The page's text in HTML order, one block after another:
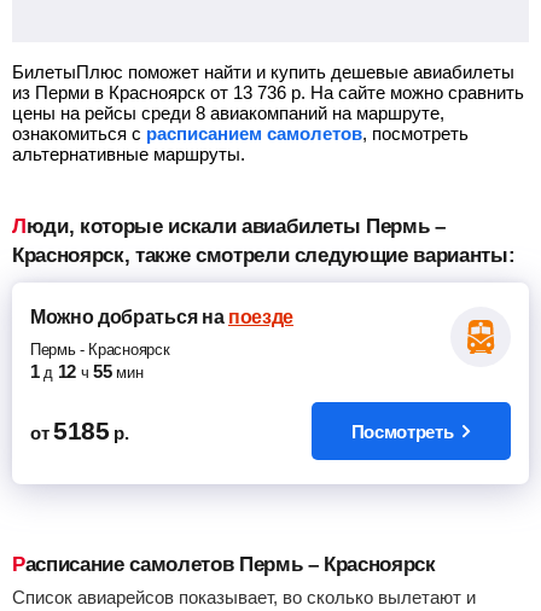
БилетыПлюс поможет найти и купить дешевые авиабилеты
из Перми в Красноярск от 13 736 р. На сайте можно сравнить
цены на рейсы среди 8 авиакомпаний на маршруте,
ознакомиться с расписанием самолетов, посмотреть
альтернативные маршруты.
Люди, которые искали авиабилеты Пермь –
Красноярск, также смотрели следующие варианты:
Можно добратьсяна поезде
Пермь- Красноярск
1 д 12 ч 55 мин
от 5185 р. Посмотреть
Расписание самолетов Пермь – Красноярск
Список авиарейсов показывает, во сколько вылетают и